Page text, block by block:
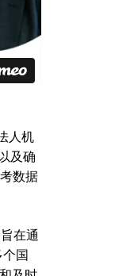
人机
及确
数据
在通
国